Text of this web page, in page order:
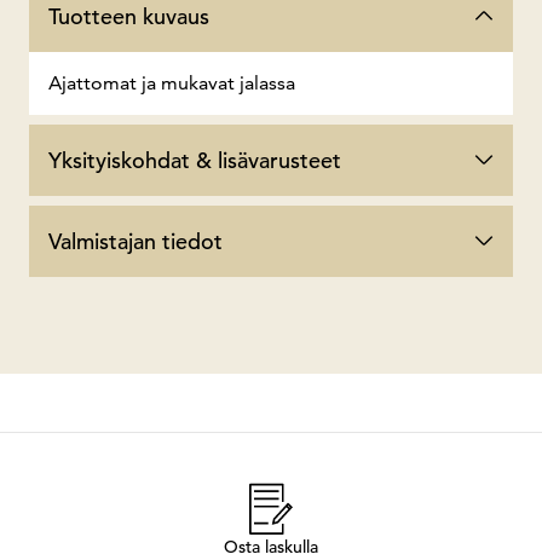
Tuotteen kuvaus
Ajattomat ja mukavat jalassa
Yksityiskohdat & lisävarusteet
Valmistajan tiedot
Osta laskulla